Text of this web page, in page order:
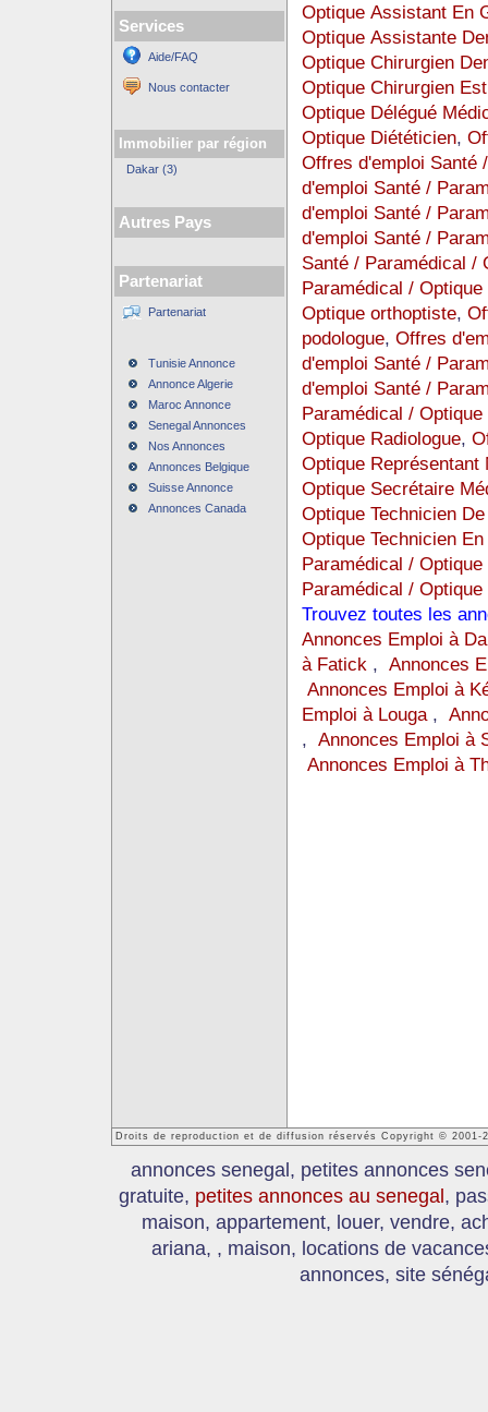
Services
Aide/FAQ
Nous contacter
Immobilier par région
Dakar (3)
Autres Pays
Partenariat
Partenariat
Tunisie Annonce
Annonce Algerie
Maroc Annonce
Senegal Annonces
Nos Annonces
Annonces Belgique
Suisse Annonce
Annonces Canada
Optique Assistant En
Optique Assistante
Optique Chirurgien
Optique Chirurgien
Optique Délégué
Optique Diététicien,
Offres d'emploi Santé
d'emploi Santé /
d'emploi Santé /
d'emploi Santé /
Santé / Paramédical /
Paramédical /
Optique orthoptiste,
podologue, Offres
d'emploi Santé /
d'emploi Santé /
Paramédical /
Optique Radiologue,
Optique Représentant
Optique Secrétaire
Optique Technicien
Optique Technicien
Paramédical /
Paramédical /
Trouvez toutes les
Annonces Emploi à
à Fatick, Annonces
Annonces Emploi à
Emploi à Louga,
, Annonces Emploi à
Annonces Emploi à
Droits de reproduction et de diffusion réservés Copyright © 2001-
annonces senegal, petites annonces
gratuite, petites annonces au senegal ,
maison, appartement, louer, vendre,
ariana, , maison, locations de
annonces, site